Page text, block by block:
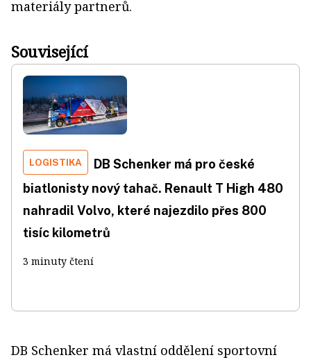
materiály partnerů.
Související
LOGISTIKA
DB Schenker má pro české
biatlonisty nový tahač. Renault T High 480
nahradil Volvo, které najezdilo přes 800
tisíc kilometrů
3 minuty čtení
DB Schenker má vlastní oddělení sportovní